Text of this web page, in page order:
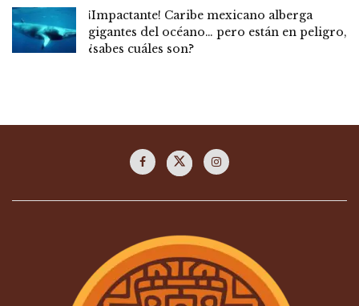
¡Impactante! Caribe mexicano alberga
gigantes del océano… pero están en peligro,
¿sabes cuáles son?